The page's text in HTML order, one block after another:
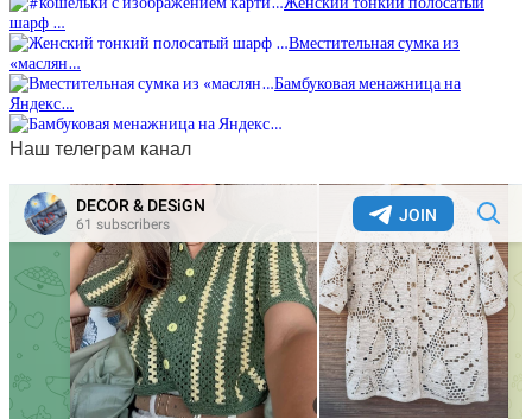
шарф …
Вместительная сумка из
«маслян…
Бамбуковая менажница на
Яндекс…
Наш телеграм канал